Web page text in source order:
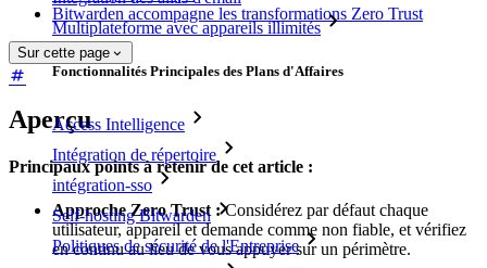
Multiplateforme avec appareils illimités
Fonctionnalités Principales des Plans d'Affaires
Access Intelligence
Intégration de répertoire
intégration-sso
Self-hosting Bitwarden
Politiques de sécurité de l'Entreprise
Bitwarden accompagne les transformations Zero Trust
Sur cette page
Aperçu
Principaux points à retenir de cet article :
Approche Zero Trust :Considérez par défaut chaque
utilisateur, appareil et demande comme non fiable, et vérifiez
en continu au lieu de vous appuyer sur un périmètre.